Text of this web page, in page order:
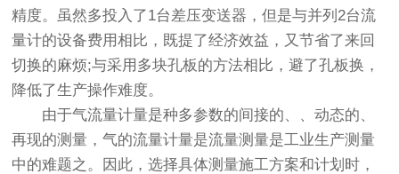
精度。虽然多投入了1台差压变送器，但是与并列2台流
量计的设备费用相比，既提了经济效益，又节省了来回
切换的麻烦;与采用多块孔板的方法相比，避了孔板换，
降低了生产操作难度。
由于气流量计量是种多参数的间接的、、动态的、
再现的测量，气的流量计量是流量测量是工业生产测量
中的难题之。因此，选择具体测量施工方案和计划时，